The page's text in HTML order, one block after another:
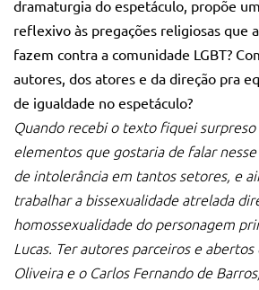
dramaturgia do espetáculo, propõe
reflexivo às pregações religiosas que
fazem contra a comunidade LGBT?
autores, dos atores e da direção pra
de igualdade no espetáculo?
Quando recebi o texto fiquei
elementos que gostaria de falar
de intolerância em tantos setores, e
trabalhar a bissexualidade atrelada
homossexualidade do personagem
Lucas. Ter autores parceiros e
Oliveira e o Carlos Fernando de